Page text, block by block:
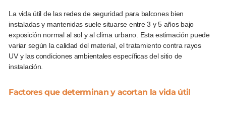
La vida útil de las redes de seguridad para balcones bien
instaladas y mantenidas suele situarse entre 3 y 5 años bajo
exposición normal al sol y al clima urbano. Esta estimación puede
variar según la calidad del material, el tratamiento contra rayos
UV y las condiciones ambientales específicas del sitio de
instalación.
Factores que determinan y acortan la vida útil